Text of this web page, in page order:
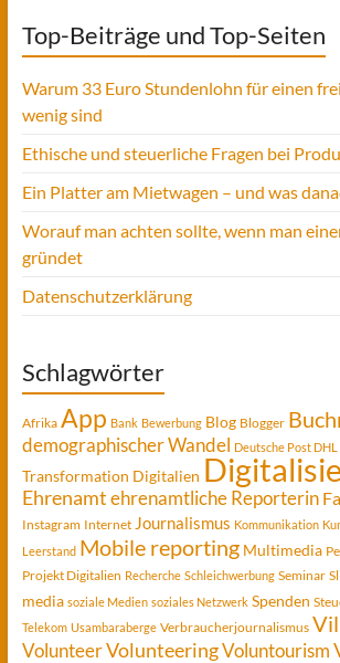
Top-Beiträge und Top-Seiten
Warum 33 Euro Stundenlohn für einen
wenig sind
Ethische und steuerliche Fragen bei
Ein Platter am Mietwagen – und was
Worauf man achten sollte, wenn man
gründet
Datenschutzerklärung
Schlagwörter
Afrika App Bank Bewerbung Blog Blogger
demographischer Wandel Deutsche Post DHL
Transformation Digitalien
Ehrenamtehrenamtliche Reporterin
Instagram Internet Journalismus Kommunikation
Leerstand Mobile reporting Multimedia
Projekt Digitalien Recherche Schleichwerbung Seminar
media soziale Medien soziales Netzwerk Spenden
Telekom Usambaraberge Verbraucherjournalismus
VolunteerVolunteeringVoluntourism